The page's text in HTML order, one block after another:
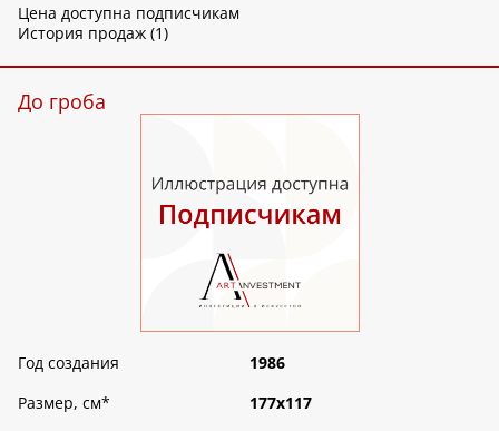
Цена доступна подписчикам
История продаж (1)
До гроба
Год создания
1986
Размер, см*
177х117